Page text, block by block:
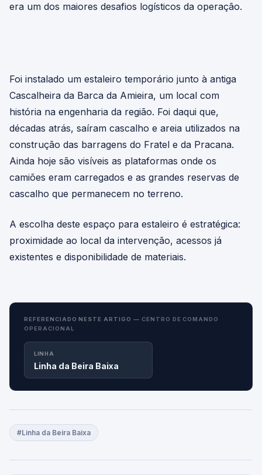
era um dos maiores desafios logísticos da operação.
Foi instalado um estaleiro temporário junto à antiga
Cascalheira da Barca da Amieira, um local com
história na engenharia da região. Foi daqui que,
décadas atrás, saíram cascalho e areia utilizados na
construção das barragens do Fratel e da Pracana.
Ainda hoje são visíveis as plataformas onde os
camiões eram carregados e as grandes reservas de
cascalho que permanecem no terreno.
A escolha deste espaço para estaleiro é estratégica:
proximidade ao local da intervenção, acessos já
existentes e disponibilidade de materiais.
REFERENCIADO NESTE ARTIGO — CENTRO DE COMANDO
OPERACIONAL
LINHA
Linha da Beira Baixa
#Linha da Beira Baixa